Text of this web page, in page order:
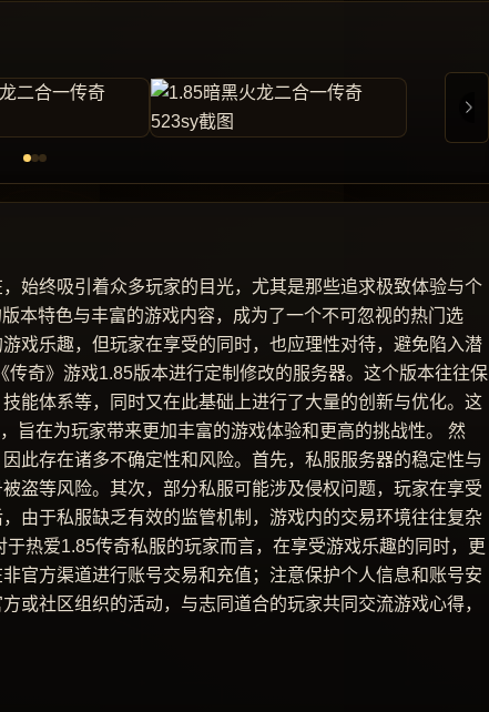
始终吸引着众多玩家的目光，尤其是那些追求极致体验与个
本特色与丰富的游戏内容，成为了一个不可忽视的热门选
戏乐趣，但玩家在享受的同时，也应理性对待，避免陷入潜
奇》游戏1.85版本进行定制修改的服务器。这个版本往往保
能体系等，同时又在此基础上进行了大量的创新与优化。这
旨在为玩家带来更加丰富的游戏体验和更高的挑战性。 然
此存在诸多不确定性和风险。首先，私服服务器的稳定性与
盗等风险。其次，部分私服可能涉及侵权问题，玩家在享受
由于私服缺乏有效的监管机制，游戏内的交易环境往往复杂
热爱1.85传奇私服的玩家而言，在享受游戏乐趣的同时，更
官方渠道进行账号交易和充值；注意保护个人信息和账号安
或社区组织的活动，与志同道合的玩家共同交流游戏心得，